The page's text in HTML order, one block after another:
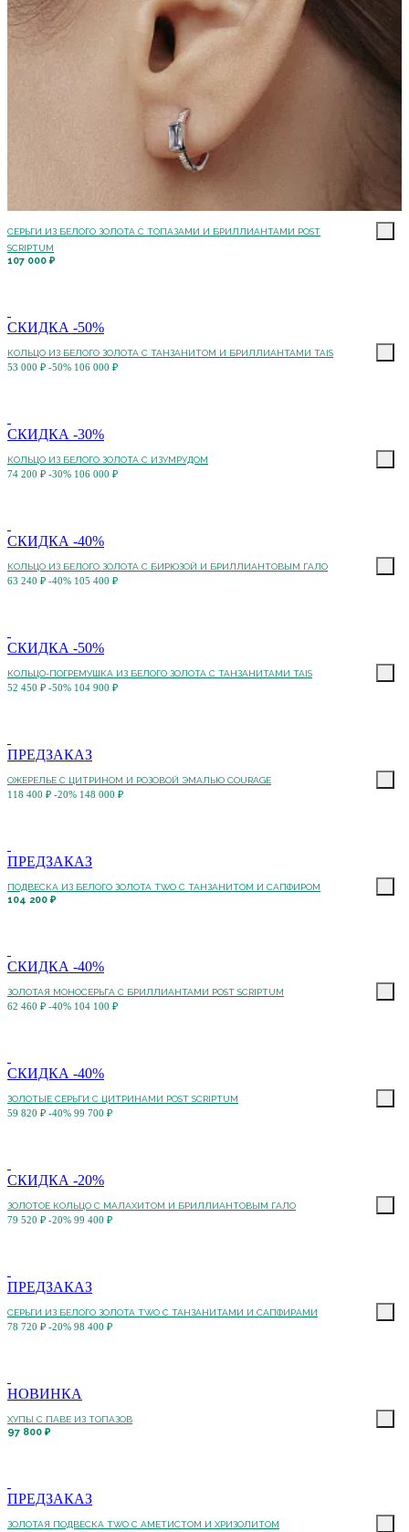
СЕРЬГИ ИЗ БЕЛОГО ЗОЛОТА С ТОПАЗАМИ И БРИЛЛИАНТАМИ POST
SCRIPTUM
107 000 ₽
СКИДКА -50%
КОЛЬЦО ИЗ БЕЛОГО ЗОЛОТА С ТАНЗАНИТОМ И БРИЛЛИАНТАМИ TAIS
53 000 ₽ -50% 106 000 ₽
СКИДКА -30%
КОЛЬЦО ИЗ БЕЛОГО ЗОЛОТА С ИЗУМРУДОМ
74 200 ₽ -30% 106 000 ₽
СКИДКА -40%
КОЛЬЦО ИЗ БЕЛОГО ЗОЛОТА С БИРЮЗОЙ И БРИЛЛИАНТОВЫМ ГАЛО
63 240 ₽ -40% 105 400 ₽
СКИДКА -50%
КОЛЬЦО-ПОГРЕМУШКА ИЗ БЕЛОГО ЗОЛОТА С ТАНЗАНИТАМИ TAIS
52 450 ₽ -50% 104 900 ₽
ПРЕДЗАКАЗ
ОЖЕРЕЛЬЕ С ЦИТРИНОМ И РОЗОВОЙ ЭМАЛЬЮ COURAGE
118 400 ₽ -20% 148 000 ₽
ПРЕДЗАКАЗ
ПОДВЕСКА ИЗ БЕЛОГО ЗОЛОТА TWO С ТАНЗАНИТОМ И САПФИРОМ
104 200 ₽
СКИДКА -40%
ЗОЛОТАЯ МОНОСЕРЬГА С БРИЛЛИАНТАМИ POST SCRIPTUM
62 460 ₽ -40% 104 100 ₽
СКИДКА -40%
ЗОЛОТЫЕ СЕРЬГИ С ЦИТРИНАМИ POST SCRIPTUM
59 820 ₽ -40% 99 700 ₽
СКИДКА -20%
ЗОЛОТОЕ КОЛЬЦО С МАЛАХИТОМ И БРИЛЛИАНТОВЫМ ГАЛО
79 520 ₽ -20% 99 400 ₽
ПРЕДЗАКАЗ
СЕРЬГИ ИЗ БЕЛОГО ЗОЛОТА TWO С ТАНЗАНИТАМИ И САПФИРАМИ
78 720 ₽ -20% 98 400 ₽
НОВИНКА
ХУПЫ С ПАВЕ ИЗ ТОПАЗОВ
97 800 ₽
ПРЕДЗАКАЗ
ЗОЛОТАЯ ПОДВЕСКА TWO С АМЕТИСТОМ И ХРИЗОЛИТОМ